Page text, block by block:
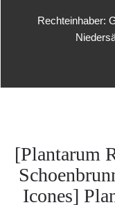
Rechteinhaber:
[Plantarum
Icones]